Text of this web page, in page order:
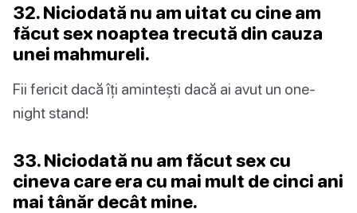
32. Niciodată nu am uitat cu cine am
făcut sex noaptea trecută din cauza
unei mahmureli.
Fii fericit dacă îți amintești dacă ai avut un one-
night stand!
33. Niciodată nu am făcut sex cu
cineva care era cu mai mult de cinci ani
mai tânăr decât mine.